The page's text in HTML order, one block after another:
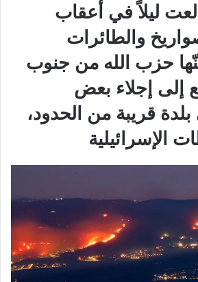
ليلاً في أعقاب
والطائرات
حزب الله من جنوب
إلى إجلاء بعض
قريبة من الحدود،
الإسرائيلية